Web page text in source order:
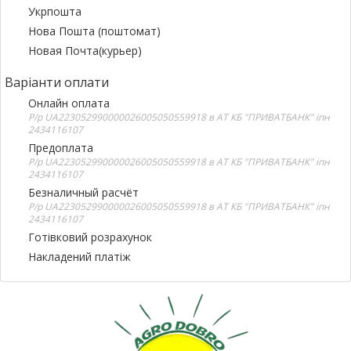
Укрпошта
Нова Пошта (поштомат)
Новая Почта(курьер)
Варіанти оплати
Онлайн оплата
Р/р UA223052990000026005050559918 в АТ КБ "ПРИВАТБАНК" іпн
2434116107
Предоплата
Р/р UA223052990000026005050559918 в АТ КБ "ПРИВАТБАНК" іпн
2434116107
Безналичный расчёт
Р/р UA223052990000026005050559918 в АТ КБ "ПРИВАТБАНК" іпн
2434116107
Готівковий розрахунок
Накладений платіж